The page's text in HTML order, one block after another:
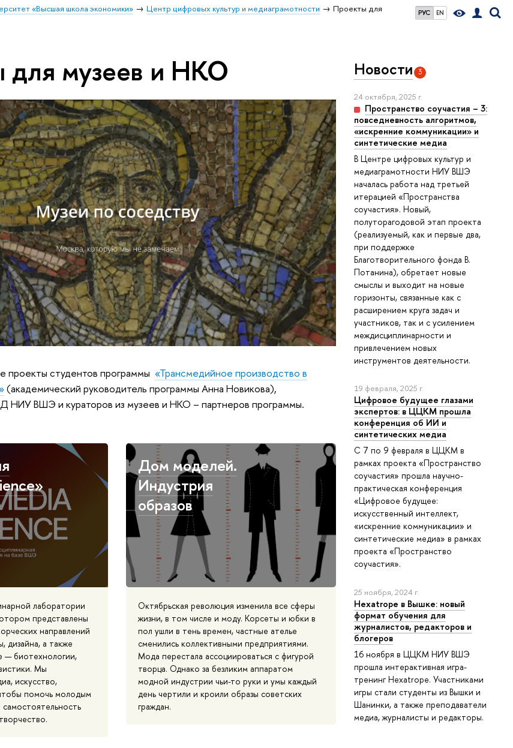
РУС EN
«Высшая школа экономики» Центр цифровых культур и медиаграмотности
Проекты для
Новости 3
24 октября, 2025 г.
Пространство соучастия – 3:
повседневность алгоритмов,
«искренние коммуникации» и
синтетические медиа
В Центре цифровых культур и
медиаграмотности НИУ ВШЭ
началась работа над третьей
итерацией «Пространства
соучастия». Новый,
полуторагодовой этап проекта
(реализуемый, как и первые два,
при поддержке
Благотворительного фонда В.
Потанина), обретает новые
смыслы и выходит на новые
горизонты, связанные как с
расширением круга задач и
участников, так и с усилением
междисциплинарности и
привлечением новых
инструментов деятельности.
19 февраля, 2025 г.
Цифровое будущее глазами
экспертов: в ЦЦКМ прошла
конференция об ИИ и
синтетических медиа
С 7 по 9 февраля в ЦЦКМ в
рамках проекта «Пространство
соучастия» прошла научно-
практическая конференция
«Цифровое будущее:
искусственный интеллект,
«искренние коммуникации» и
синтетические медиа» в рамках
проекта «Пространство
соучастия».
25 ноября, 2024 г.
Hexatrope в Вышке: новый
формат обучения для
журналистов, редакторов и
блогеров
16 ноября в ЦЦКМ НИУ ВШЭ
прошла интерактивная игра-
тренинг Hexatrope. Участниками
игры стали студенты из Вышки и
Шанинки, а также преподаватели
медиа, журналисты и редакторы.
для музеев и НКО
проекты студентов программы «Трансмедийное производство в
(академический руководитель программы Анна Новикова),
НИУ ВШЭ и кураторов из музеев и НКО – партнеров программы.
лаборатории
представлены
направлений
дизайна, а также
— биотехнологии,
Мы
искусство,
помочь молодым
Дом моделей.
Индустрия
образов
Октябрьская революция изменила все сферы
жизни, в том числе и моду. Корсеты и юбки в
пол ушли в тень времен, частные ателье
сменились коллективными предприятиями.
Мода перестала ассоциироваться с фигурой
творца. Однако за безликим аппаратом
модной индустрии чьи-то руки и умы каждый
день чертили и кроили образы советских
граждан.